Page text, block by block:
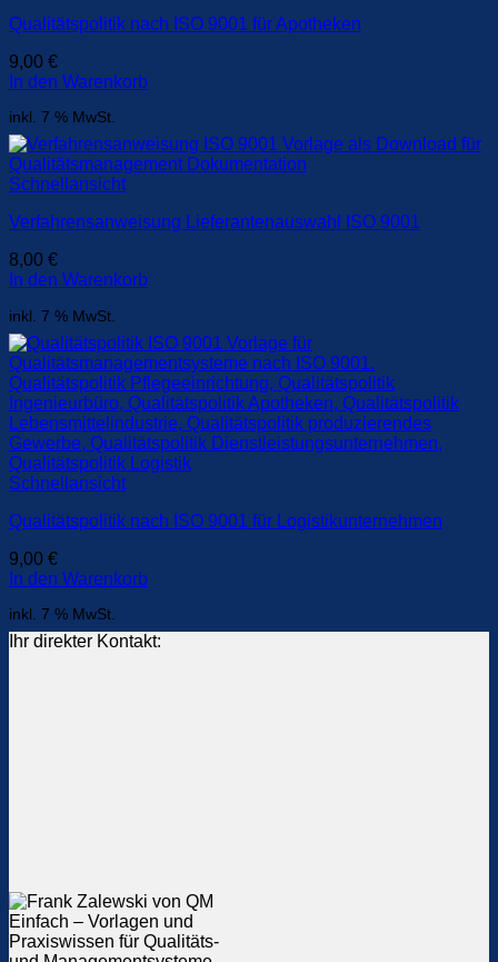
Qualitätspolitik nach ISO 9001 für Apotheken
9,00 €
In den Warenkorb
inkl. 7 % MwSt.
Schnellansicht
Verfahrensanweisung Lieferantenauswahl ISO 9001
8,00 €
In den Warenkorb
inkl. 7 % MwSt.
Schnellansicht
Qualitätspolitik nach ISO 9001 für Logistikunternehmen
9,00 €
In den Warenkorb
inkl. 7 % MwSt.
Ihr direkter Kontakt: